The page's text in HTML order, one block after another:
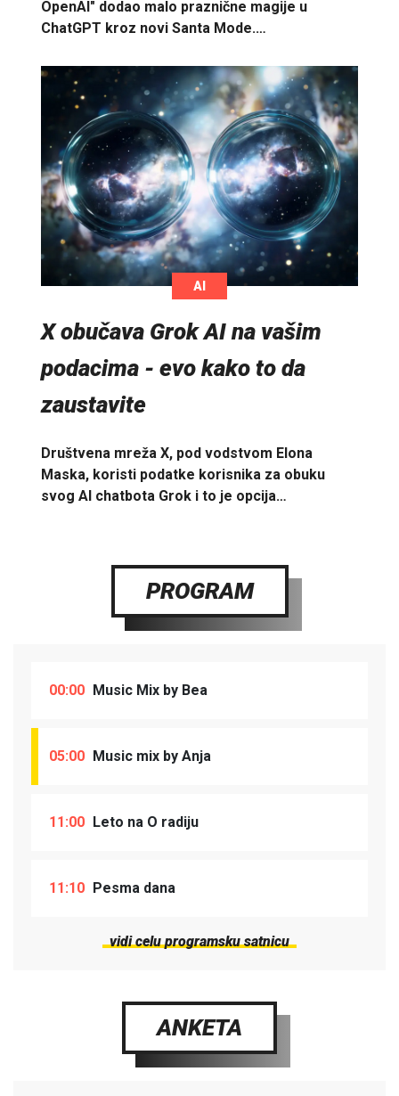
OpenAI" dodao malo praznične magije u
ChatGPT kroz novi Santa Mode.…
AI
X obučava Grok AI na vašim
podacima - evo kako to da
zaustavite
Društvena mreža X, pod vodstvom Elona
Maska, koristi podatke korisnika za obuku
svog AI chatbota Grok i to je opcija…
PROGRAM
00:00 Music Mix by Bea
05:00 Music mix by Anja
11:00 Leto na O radiju
11:10 Pesma dana
vidi celu programsku satnicu
ANKETA